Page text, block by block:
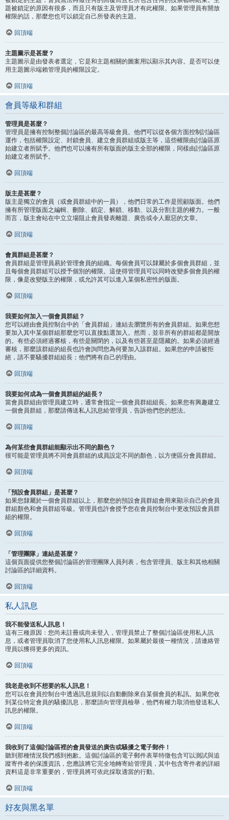
題被鎖定的原因有很多，而且只有版主及管理員才有此權限。如果管理員有開放
權限的話，那麼您也可以鎖定自己所發表的主題。
回頂端
主題圖示是甚麼？
主題圖示是由發表者選定，它是和主題相關的圖案用以顯示其內容。是否可以使
用主題圖示端賴管理員的權限設定。
回頂端
會員等級和群組
管理員是甚麼？
管理員是擁有控制整個討論區的最高等級會員。他們可以從各個方面控制討論區
運作，包括權限設定、封鎖會員、建立會員群組或版主等，這些權限由討論區原
始建立者所賦予。他們也可以擁有所有版面的版主全部的權限，同樣由討論區原
始建立者所賦予。
回頂端
版主是甚麼？
版主是獨立的會員（或會員群組中的一員），他們日常的工作是照顧版面。他們
擁有所管理版面之編輯、刪除、鎖定、解鎖、移動、以及分割主題的權力。一般
而言，版主會站在中立立場阻止會員發表離題、廣告或令人厭惡的文章。
回頂端
會員群組是甚麼？
會員群組是管理員易於管理會員的組織。每個會員可以隸屬於多個會員群組，並
且每個會員群組可以授予個別的權限。這使得管理員可以同時改變多個會員的權
限，像是改變版主的權限，或允許其可以進入某個私密性的版面。
回頂端
我要如何加入一個會員群組？
您可以經由會員控制台中的「會員群組」連結去瀏覽所有的會員群組。如果您想
要加入其中某個群組那麼您可以直接點選加入。然而，並非所有的群組都是開放
的。有些必須經過審核，有些是關閉的，以及有些甚至是隱藏的。如果必須經過
審核，那麼該群組的組長也許會詢問您為何要加入該群組。如果您的申請被拒
絕，請不要騷擾群組組長；他們將有自己的理由。
回頂端
我要如何成為一個會員群組的組長？
當會員群組由管理員建立時，通常會指定一個會員群組組長。如果您有興趣建立
一個會員群組，那麼請傳送私人訊息給管理員，告訴他們您的想法。
回頂端
為何某些會員群組能顯示出不同的顏色？
很可能是管理員將不同會員群組的成員設定不同的顏色，以方便區分會員群組。
回頂端
「預設會員群組」是甚麼？
如果您隸屬於一個會員群組以上，那麼您的預設會員群組會用來顯示自己的會員
群組顏色和會員群組等級。管理員也許會授予您在會員控制台中更改預設會員群
組的權限。
回頂端
「管理團隊」連結是甚麼？
這個頁面提供您整個討論區的管理團隊人員列表，包含管理員、版主和其他相關
討論區的詳細資料。
回頂端
私人訊息
我不能發送私人訊息！
這有三種原因：您尚未註冊或尚未登入，管理員禁止了整個討論區使用私人訊
息，或者管理員取消了您使用私人訊息權限。如果屬於最後一種情況，請連絡管
理員以獲得更多的資訊。
回頂端
我老是收到不想要的私人訊息！
您可以在會員控制台中透過訊息規則以自動刪除來自某個會員的私訊。如果您收
到某位特定會員的騷擾訊息，那麼請向管理員檢舉，他們有權力取消他發送私人
訊息的權限。
回頂端
我收到了這個討論區裡的會員發送的廣告或騷擾之電子郵件！
聽到那種情況我們感到抱歉。這個討論區的電子郵件表單特徵包含可以測試與追
蹤寄件者的保護資訊，您應該將它完全地轉寄給管理員，其中包含寄件者的詳細
資料這是非常重要的，管理員將可依此採取適當的行動。
回頂端
好友與黑名單